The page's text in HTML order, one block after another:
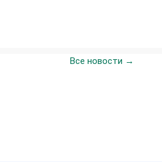
Все новости →